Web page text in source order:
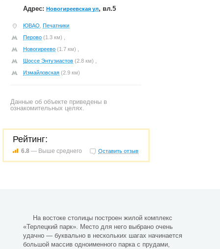
Адрес: Новогиреевская ул, вл.5
ЮВАО Печатники
Перово (1.3 км) ,
Новогиреево (1.7 км) ,
Шоссе Энтузиастов (2.8 км) ,
Измайловская (2.9 км)
Данные об объекте приведены в
ознакомительных целях.
Рейтинг:
6.8 — Выше среднего Оставить отзыв
На востоке столицы построен жилой комплекс
«Терлецкий парк». Место для него выбрано очень
удачно — буквально в нескольких шагах начинается
большой массив одноименного парка с прудами,